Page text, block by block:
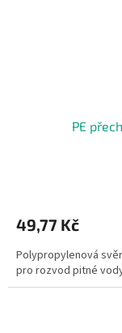
PE
49,77 Kč
Polypropylenová
pro rozvod pitné